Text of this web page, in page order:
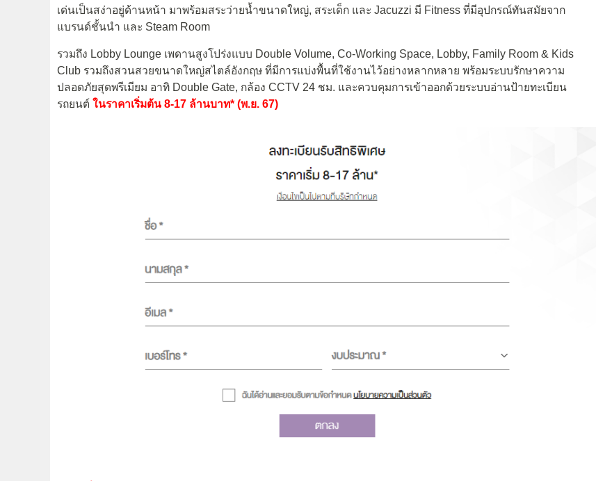
เด่นเป็นสง่าอยู่ด้านหน้า มาพร้อมสระว่ายน้ำขนาดใหญ่, สระเด็ก และ Jacuzzi มี Fitness ที่มีอุปกรณ์ทันสมัยจาก
แบรนด์ชั้นนำ และ Steam Room
รวมถึง Lobby Lounge เพดานสูงโปร่งแบบ Double Volume, Co-Working Space, Lobby, Family Room & Kids
Club รวมถึงสวนสวยขนาดใหญ่สไตล์อังกฤษ ที่มีการแบ่งพื้นที่ใช้งานไว้อย่างหลากหลาย พร้อมระบบรักษาความ
ปลอดภัยสุดพรีเมียม อาทิ Double Gate, กล้อง CCTV 24 ชม. และควบคุมการเข้าออกด้วยระบบอ่านป้ายทะเบียน
รถยนต์ ในราคาเริ่มต้น 8-17 ล้านบาท* (พ.ย. 67)